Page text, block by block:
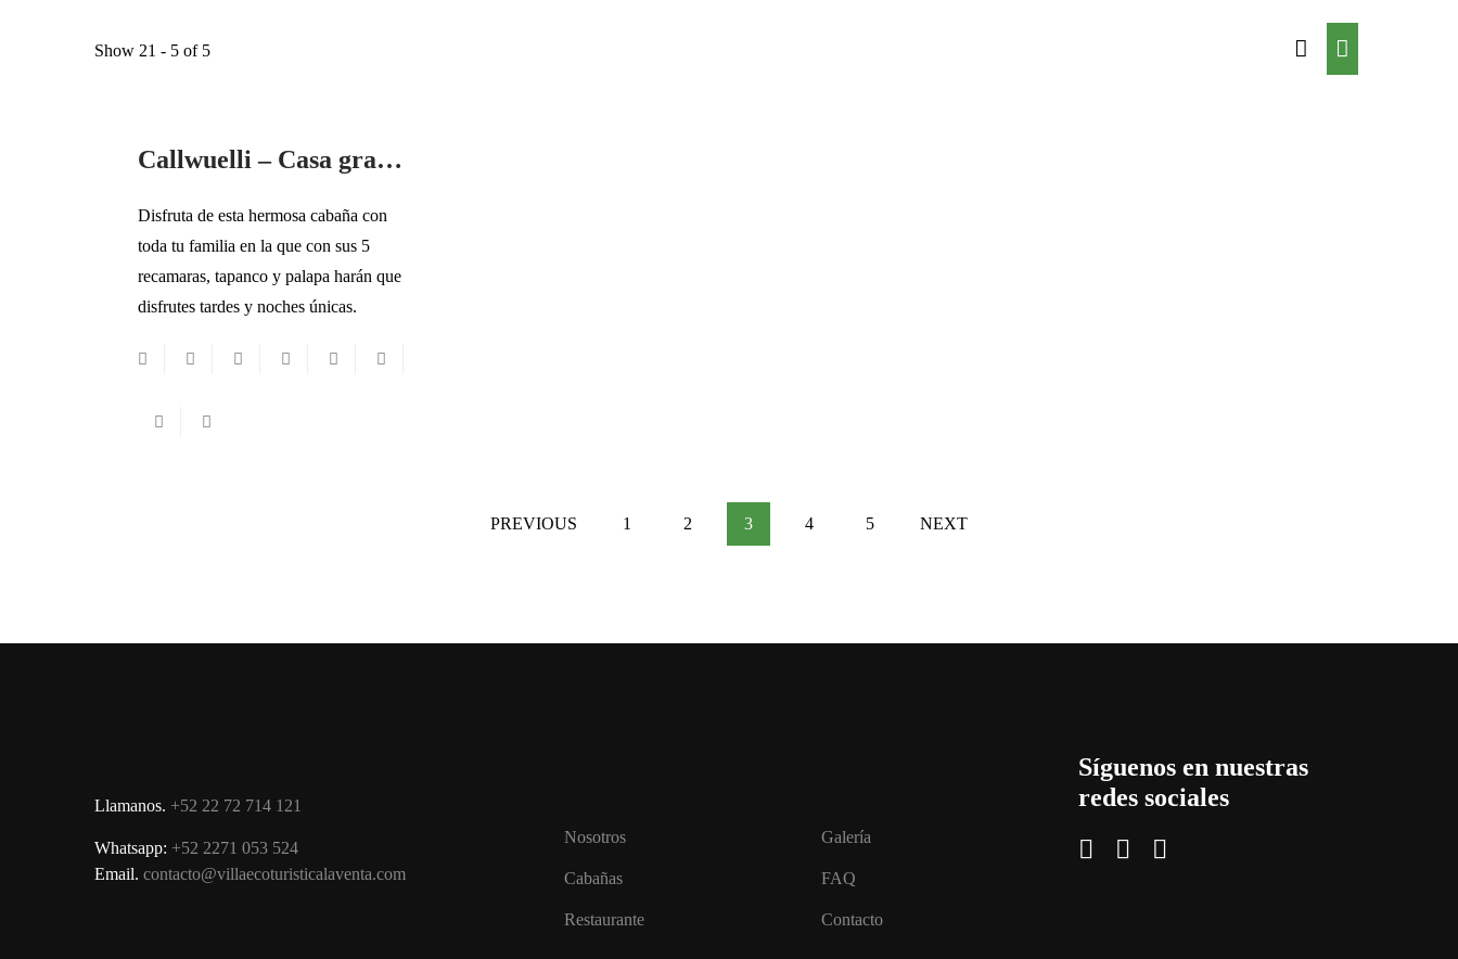
Show 21 - 5 of 5
Callwuelli – Casa grande
Disfruta de esta hermosa cabaña con
toda tu familia en la que con sus 5
recamaras, tapanco y palapa harán que
disfrutes tardes y noches únicas.
PREVIOUS 1 2 3 4 5 NEXT
Llamanos. +52 22 72 714 121
Whatsapp: +52 2271 053 524
Email. contacto@villaecoturisticalaventa.com
Nosotros
Cabañas
Restaurante
Galería
FAQ
Contacto
Síguenos en nuestras
redes sociales